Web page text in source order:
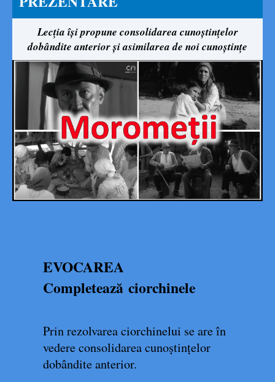
Lecția își propune consolidarea cunoștințelor
dobândite anterior șiasimilarea de noi cunoștințe
EVOCAREA
Completează ciorchinele
Prin rezolvarea ciorchinelui se are în
vedere consolidarea cunoștințelor
dobândite anterior.